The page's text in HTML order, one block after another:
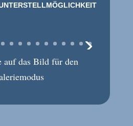
auf das Bild für den